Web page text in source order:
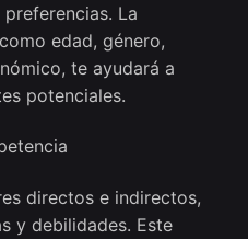
La
edad, género,
te ayudará a
potenciales.
directos e indirectos,
y debilidades. Este